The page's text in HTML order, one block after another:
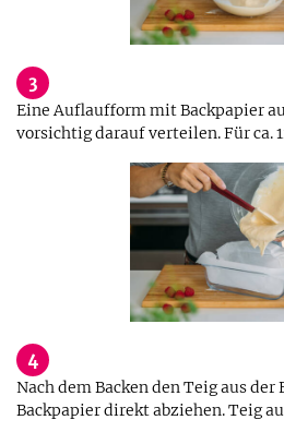
3
Eine Auflaufform mit Backpapier
vorsichtig darauf verteilen. Für ca.
4
Nach dem Backen den Teig aus
Backpapier direkt abziehen. Teig